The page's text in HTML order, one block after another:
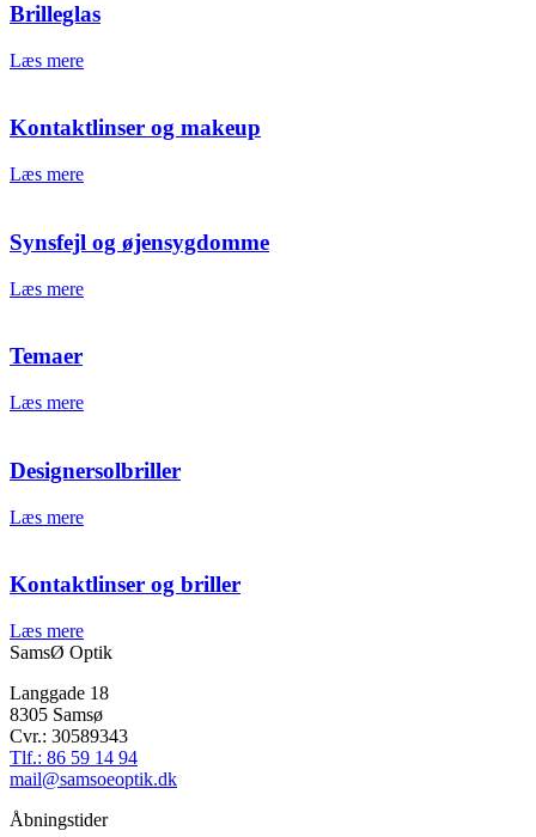
Brilleglas
Læs mere
Kontaktlinser og makeup
Læs mere
Synsfejl og øjensygdomme
Læs mere
Temaer
Læs mere
Designersolbriller
Læs mere
Kontaktlinser og briller
Læs mere
SamsØ Optik
Langgade 18
8305 Samsø
Cvr.: 30589343
Tlf.: 86 59 14 94
mail@samsoeoptik.dk
Åbningstider